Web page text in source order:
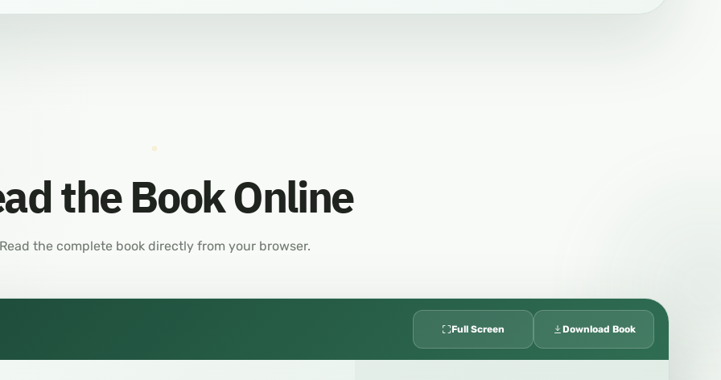
the Book Online
the complete book directly from your browser.
Full Screen Download Book